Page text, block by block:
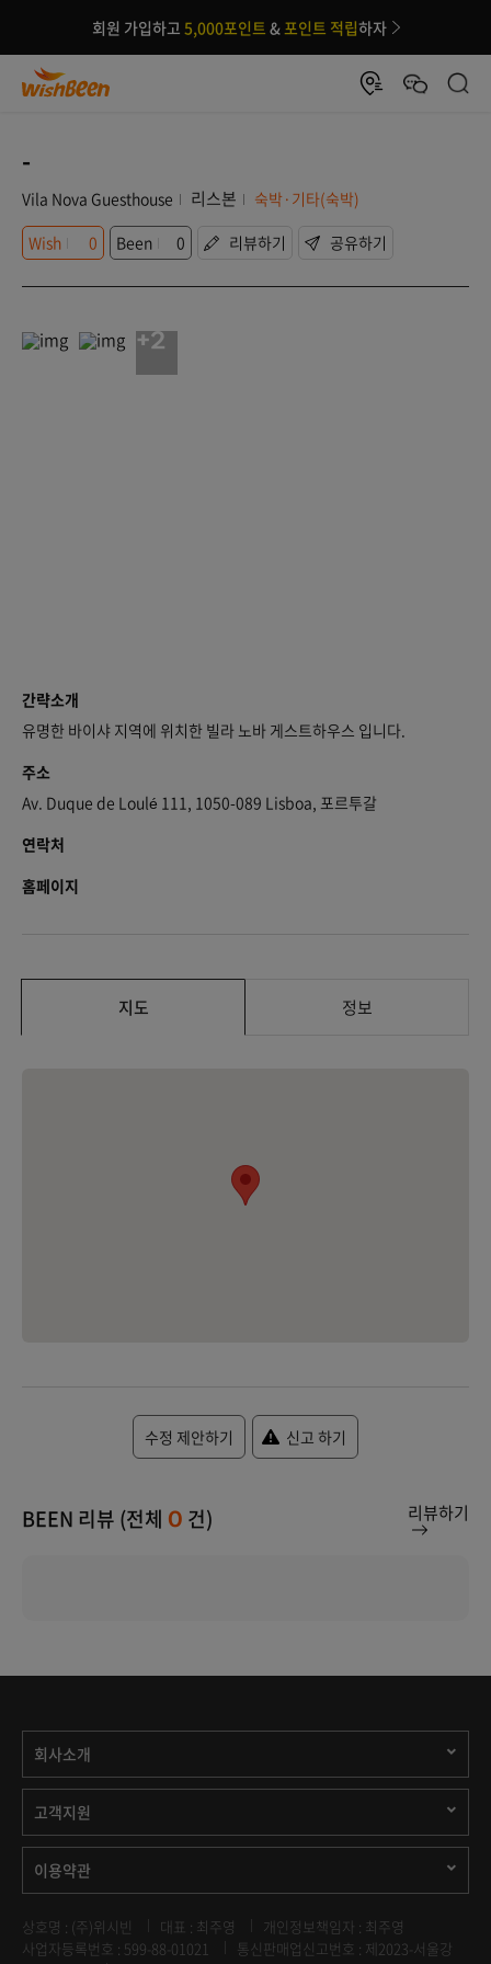
회원 가입하고 5,000포인트 &포인트 적립하자
-
Vila Nova Guesthouse 리스본
숙박·기타(숙박)
Wish
0 Been 0 리뷰하기 공유하기
+2
간략소개
유명한 바이샤 지역에 위치한 빌라 노바 게스트하우스 입니다.
주소
Av. Duque de Loulé 111, 1050-089 Lisboa, 포르투갈
연락처
홈페이지
지도 정보
수정 제안하기 신고 하기
BEEN 리뷰 (전체 0 건) 리뷰하기
회사소개
고객지원
이용약관
상호명 : (주)위시빈 대표 : 최주영
개인정보책임자 : 최주영
사업자등록번호 : 599-88-01021
통신판매업신고번호 : 제2023-서울강